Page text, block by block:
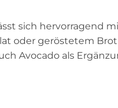
sich hervorragend
oder geröstetem Brot
Avocado als